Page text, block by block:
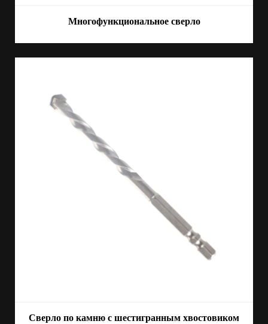
Многофункциональное сверло
Сверло по камню с шестигранным хвостовиком